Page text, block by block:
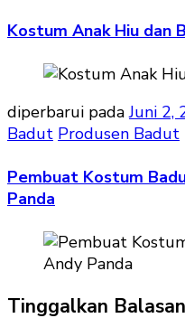
Kostum Anak Hiu dan
diperbarui padaJuni 2,
Badut Produsen Badut
Pembuat Kostum
Panda
Tinggalkan Balasan